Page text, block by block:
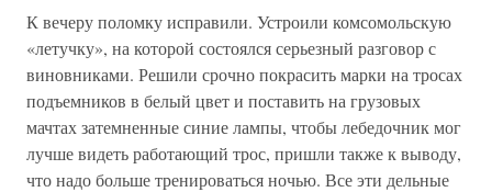
К вечеру поломку исправили. Устроили комсомольскую
«летучку», на которой состоялся серьезный разговор с
виновниками. Решили срочно покрасить марки на тросах
подъемников в белый цвет и поставить на грузовых
мачтах затемненные синие лампы, чтобы лебедочник мог
лучше видеть работающий трос, пришли также к выводу,
что надо больше тренироваться ночью. Все эти дельные